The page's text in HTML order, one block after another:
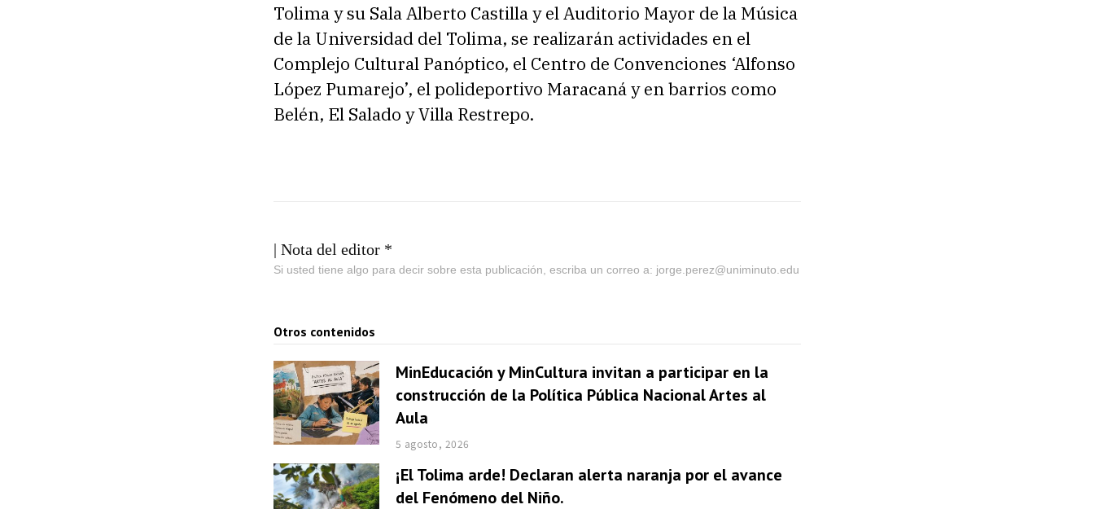
Tolima y su Sala Alberto Castilla y el Auditorio Mayor de la Música
de la Universidad del Tolima, se realizarán actividades en el
Complejo Cultural Panóptico, el Centro de Convenciones ‘Alfonso
López Pumarejo’, el polideportivo Maracaná y en barrios como
Belén, El Salado y Villa Restrepo.
| Nota del editor *
Si usted tiene algo para decir sobre esta publicación, escriba un correo a: jorge.perez@uniminuto.edu
Otros contenidos
MinEducación y MinCultura invitan a participar en la
construcción de la Política Pública Nacional Artes al
Aula
5 agosto, 2026
¡El Tolima arde! Declaran alerta naranja por el avance
del Fenómeno del Niño.